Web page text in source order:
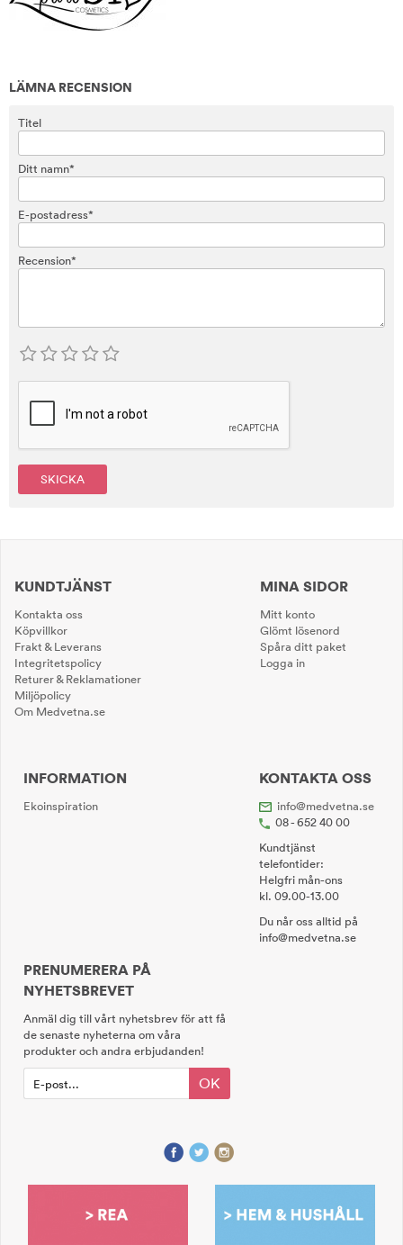
LÄMNA RECENSION
Titel
Ditt namn*
E-postadress*
Recension*
SKICKA
KUNDTJÄNST
Kontakta oss
Köpvillkor
Frakt & Leverans
Integritetspolicy
Returer & Reklamationer
Miljöpolicy
Om Medvetna.se
MINA SIDOR
Mitt konto
Glömt lösenord
Spåra ditt paket
Logga in
INFORMATION
Ekoinspiration
KONTAKTA OSS
info@medvetna.se
08 - 652 40 00
Kundtjänst
telefontider:
Helgfri mån-ons
kl. 09.00-13.00
Du når oss alltid på
info@medvetna.se
PRENUMERERA PÅ
NYHETSBREVET
Anmäl dig till vårt nyhetsbrev för att få
de senaste nyheterna om våra
produkter och andra erbjudanden!
OK